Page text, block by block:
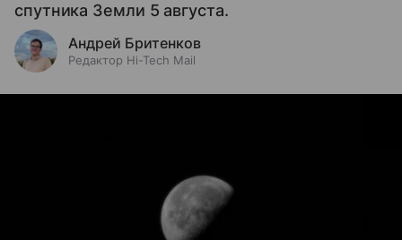
спутника Земли 5 августа.
Андрей Бритенков
Редактор Hi-Tech Mail